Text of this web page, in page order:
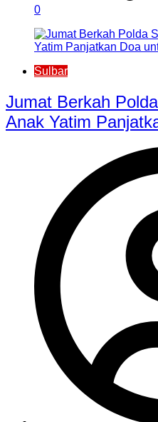
0
Sulbar
Jumat Berkah
Anak Yatim